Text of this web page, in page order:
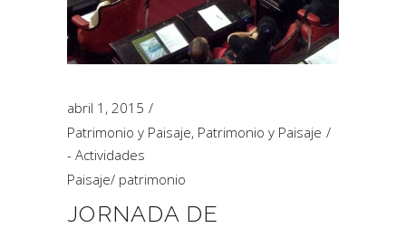
abril 1, 2015
Patrimonio y Paisaje, Patrimonio y Paisaje
- Actividades
Paisaje/ patrimonio
JORNADA DE